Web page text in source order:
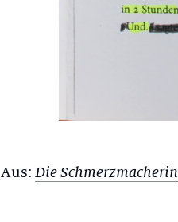
Aus: Die Schmerzmacherin